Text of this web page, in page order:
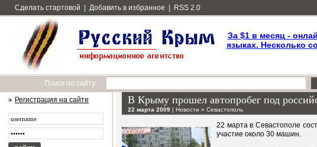
Сделать стартовой Добавить в избранное RSS 2.0
За $1 в месяц -
языках. Несколько
Поиск по сайту:
Регистрация на сайте
В Крыму прошел автопробег под
22 марта 2009 | Новости » Севастополь
22 марта в Севастополе
участие около 30 машин.